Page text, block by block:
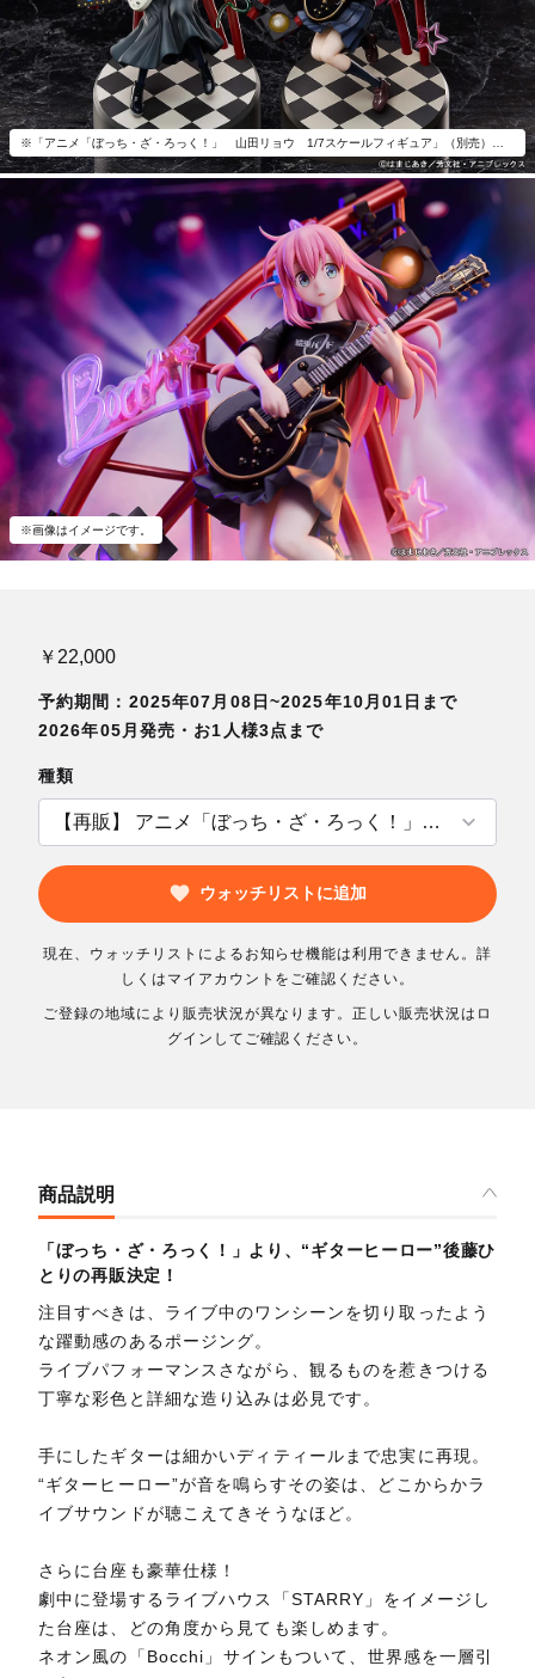
※画像はイメージです。
￥22,000
予約期間：2025年07月08日~2025年10月01日まで
2026年05月発売・お1人様3点まで
種類
ウォッチリストに追加
現在、ウォッチリストによるお知らせ機能は利用できません。詳
しくはマイアカウントをご確認ください。
ご登録の地域により販売状況が異なります。正しい販売状況はロ
グインしてご確認ください。
商品説明
「ぼっち・ざ・ろっく！」より、“ギターヒーロー”後藤ひ
とりの再販決定！
注目すべきは、ライブ中のワンシーンを切り取ったよう
な躍動感のあるポージング。
ライブパフォーマンスさながら、観るものを惹きつける
丁寧な彩色と詳細な造り込みは必見です。
手にしたギターは細かいディティールまで忠実に再現。
“ギターヒーロー”が音を鳴らすその姿は、どこからかラ
イブサウンドが聴こえてきそうなほど。
さらに台座も豪華仕様！
劇中に登場するライブハウス「STARRY」をイメージし
た台座は、どの角度から見ても楽しめます。
ネオン風の「Bocchi」サインもついて、世界感を一層引